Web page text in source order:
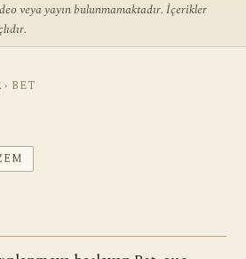
veya yayın bulunmamaktadır. İçerikler
› BET